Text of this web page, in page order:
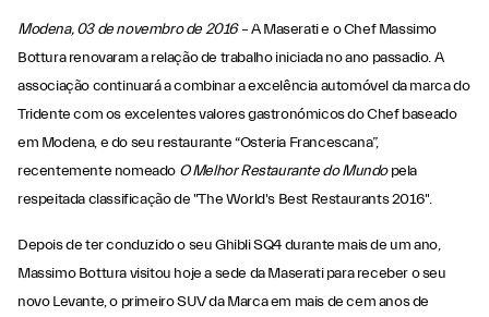
Modena, 03 de novembro de 2016– A Maserati e o Chef Massimo
Bottura renovaram a relação de trabalho iniciada no ano passadio. A
associação continuará a combinar a excelência automóvel da marca do
Tridente com os excelentes valores gastronómicos do Chef baseado
em Modena, e do seu restaurante “Osteria Francescana”,
recentemente nomeado O Melhor Restaurante do Mundopela
respeitada classificação de "The World's Best Restaurants 2016".
Depois de ter conduzido o seu Ghibli SQ4 durante mais de um ano,
Massimo Bottura visitou hoje a sede da Maserati para receber o seu
novo Levante, o primeiro SUV da Marca em mais de cem anos de